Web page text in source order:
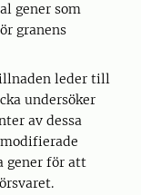
gener som
granens
leder till
undersöker
av dessa
gener för att